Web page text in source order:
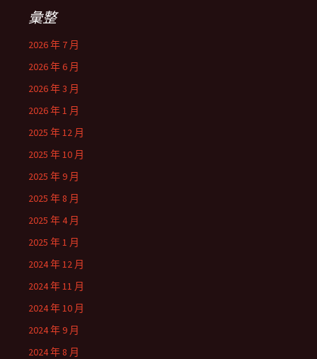
彙整
2026 年 7 月
2026 年 6 月
2026 年 3 月
2026 年 1 月
2025 年 12 月
2025 年 10 月
2025 年 9 月
2025 年 8 月
2025 年 4 月
2025 年 1 月
2024 年 12 月
2024 年 11 月
2024 年 10 月
2024 年 9 月
2024 年 8 月